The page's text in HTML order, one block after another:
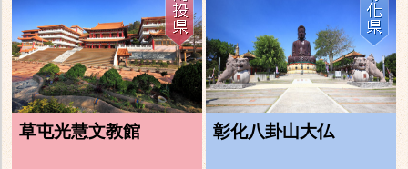
草屯光慧文教館 彰化八卦山大仏